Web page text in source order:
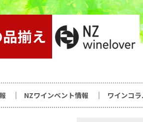
NZワインベント情報 ワインコ